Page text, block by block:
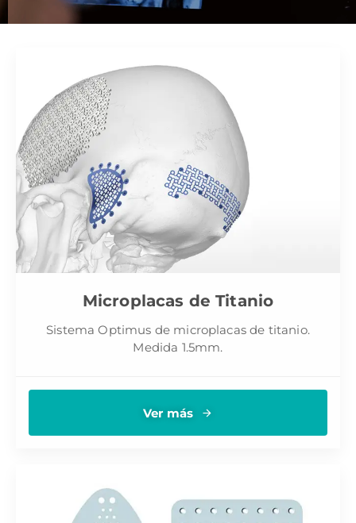
Microplacas de Titanio
Sistema Optimus de microplacas de titanio.
Medida 1.5mm.
Ver más